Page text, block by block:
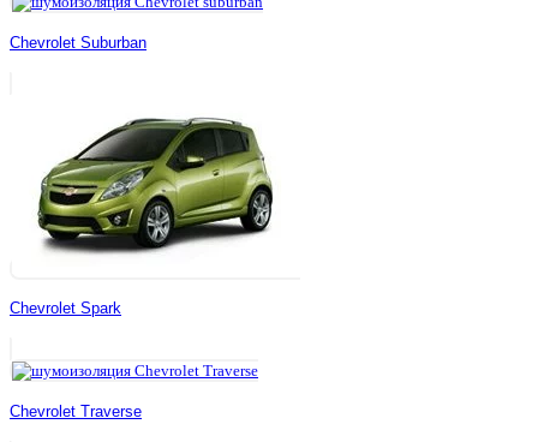
Chevrolet Suburban
Chevrolet Spark
Chevrolet Traverse